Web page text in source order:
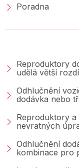
Poradna
Reproduktory
udělá větší
Odhlučnění
dodávka nebo
Reproduktory
nevratných
Odhlučnění
kombinace pro